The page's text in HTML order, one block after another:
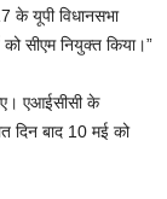
के यूपी विधानसभा
सीएम नियुक्त किया।”
एआईसीसी के
दिन बाद 10 मई को